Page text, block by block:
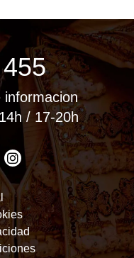
informacion
/ 17-20h